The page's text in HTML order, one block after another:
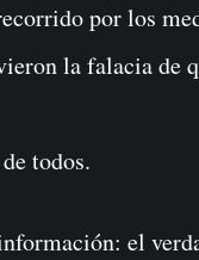
por los
la falacia de
todos.
el